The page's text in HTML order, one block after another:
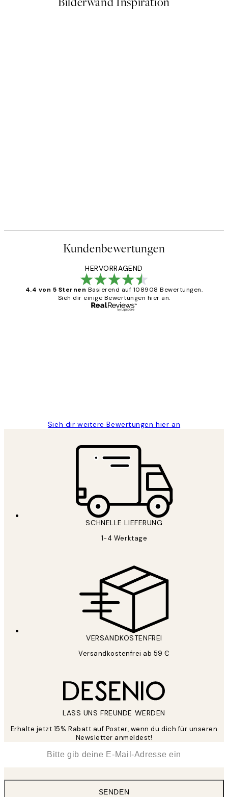
Kundenbewertungen
HERVORRAGEND
4.4 von 5 Sternen Basierend auf 108908 Bewertungen.
Sieh dir einige Bewertungen hier an.
Sieh dir weitere Bewertungen hier an
SCHNELLE LIEFERUNG
1-4 Werktage
VERSANDKOSTENFREI
Versandkostenfrei ab 59 €
LASS UNS FREUNDE WERDEN
Erhalte jetzt 15% Rabatt auf Poster, wenn du dich für unseren
Newsletter anmeldest!
SENDEN